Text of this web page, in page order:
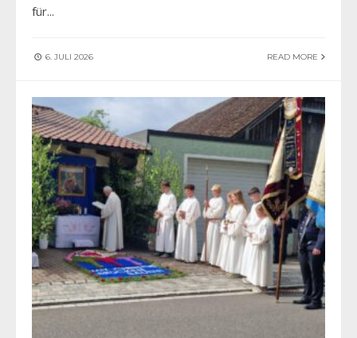
für...
6. JULI 2026 READ MORE